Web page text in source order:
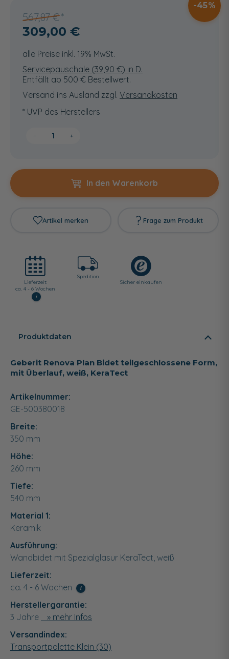
567,87 €
45
309,00 €
alle Preise inkl. 19% MwSt.
Servicepauschale (39,90 €) in D.
Entfällt ab 500 € Bestellwert.
Versand ins Ausland zzgl. Versandkosten
* UVP des Herstellers
+
In den Warenkorb
Artikel merken Frage zum Produkt
Lieferzeit:
ca. 4 - 6 Wochen
i
Spedition
Sicher einkaufen
Produktdaten
Geberit Renova Plan Bidet teilgeschlossene Form,
mit Überlauf, weiß, KeraTect
Artikelnummer:
GE-500380018
Breite:
350 mm
Höhe:
260 mm
Tiefe:
540 mm
Material 1:
Keramik
Ausführung:
Wandbidet mit Spezialglasur KeraTect, weiß
Lieferzeit:
ca. 4 - 6 Wochen
i
Herstellergarantie:
3 Jahre
» mehr Infos
Versandindex:
Transportpalette Klein (30)